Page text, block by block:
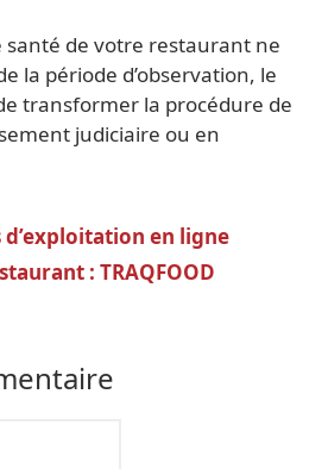
santé de votre restaurant ne
la période d’observation, le
transformer la procédure de
judiciaire ou en
en ligne
: TRAQFOOD